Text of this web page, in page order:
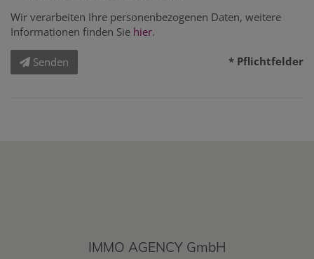
Wir verarbeiten Ihre personenbezogenen Daten, weitere
Informationen finden Sie hier.
Senden * Pflichtfelder
IMMO AGENCY GmbH